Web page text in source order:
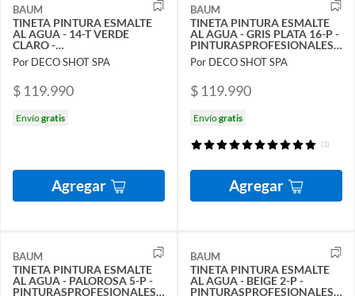
BAUM
TINETA PINTURA ESMALTE
AL AGUA - 14-T VERDE
CLARO -
PINTURASPROFESIONALES
CHILE
Por DECO SHOT SPA
$ 119.990
Envíogratis
Agregar
BAUM
TINETA PINTURA ESMALTE
AL AGUA - GRIS PLATA 16-P -
PINTURASPROFESIONALES
CHILE
Por DECO SHOT SPA
$ 119.990
Envíogratis
(1)
Agregar
BAUM
TINETA PINTURA ESMALTE
AL AGUA - PALOROSA 5-P -
PINTURASPROFESIONALES
BAUM
TINETA PINTURA ESMALTE
AL AGUA - BEIGE 2-P -
PINTURASPROFESIONALES